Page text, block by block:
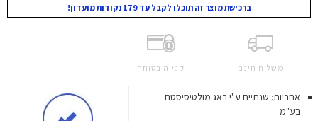
ברכישת מוצר זה תוכלו לקבל עד 179 נקודות מועדון!
משלוח חינם קנייה בטוחה
אחריות: שנתיים ע"י באג מולטיסיסטם
בע"מ